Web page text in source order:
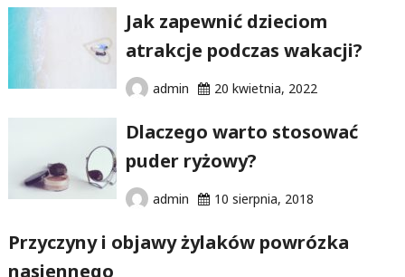
Jak zapewnić dzieciom
atrakcje podczas wakacji?
admin 20 kwietnia, 2022
Dlaczego warto stosować
puder ryżowy?
admin 10 sierpnia, 2018
Przyczyny i objawy żylaków powrózka
nasiennego